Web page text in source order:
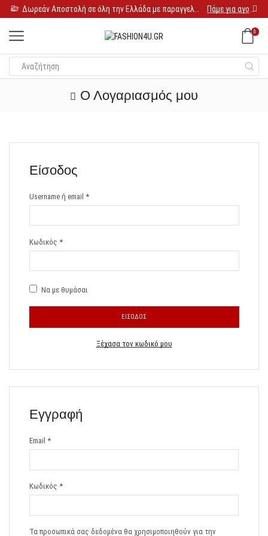
Πάμε για αγορές
0
Ο Λογαριασμός μου
Είσοδος
Username ή email *
Κωδικός *
Να με θυμάσαι
ΕΊΣΟΔΟΣ
Ξέχασα τον κωδικό μου
Εγγραφή
Email*
Κωδικός*
Τα προσωπικά σας δεδομένα θα χρησιμοποιηθούν για την